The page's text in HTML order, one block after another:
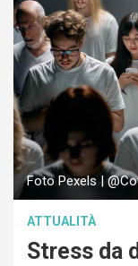
Foto Pexels |
ATTUALITÀ
Stress da